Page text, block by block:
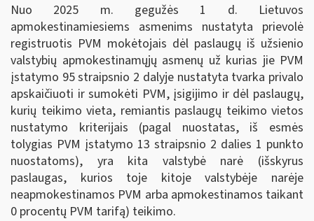
Nuo 2025 m. gegužės 1 d. Lietuvos
apmokestinamiesiems asmenims nustatyta prievolė
registruotis PVM mokėtojais dėl paslaugų iš užsienio
valstybių apmokestinamųjų asmenų už kurias jie PVM
įstatymo 95 straipsnio 2 dalyje nustatyta tvarka privalo
apskaičiuoti ir sumokėti PVM, įsigijimo ir dėl paslaugų,
kurių teikimo vieta, remiantis paslaugų teikimo vietos
nustatymo kriterijais (pagal nuostatas, iš esmės
tolygias PVM įstatymo 13 straipsnio 2 dalies 1 punkto
nuostatoms), yra kita valstybė narė (išskyrus
paslaugas, kurios toje kitoje valstybėje narėje
neapmokestinamos PVM arba apmokestinamos taikant
0 procentų PVM tarifą) teikimo.